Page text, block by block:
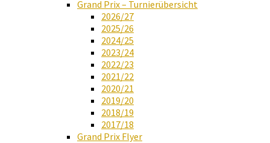
Grand Prix – Turnierübersicht
2026/27
2025/26
2024/25
2023/24
2022/23
2021/22
2020/21
2019/20
2018/19
2017/18
Grand Prix Flyer